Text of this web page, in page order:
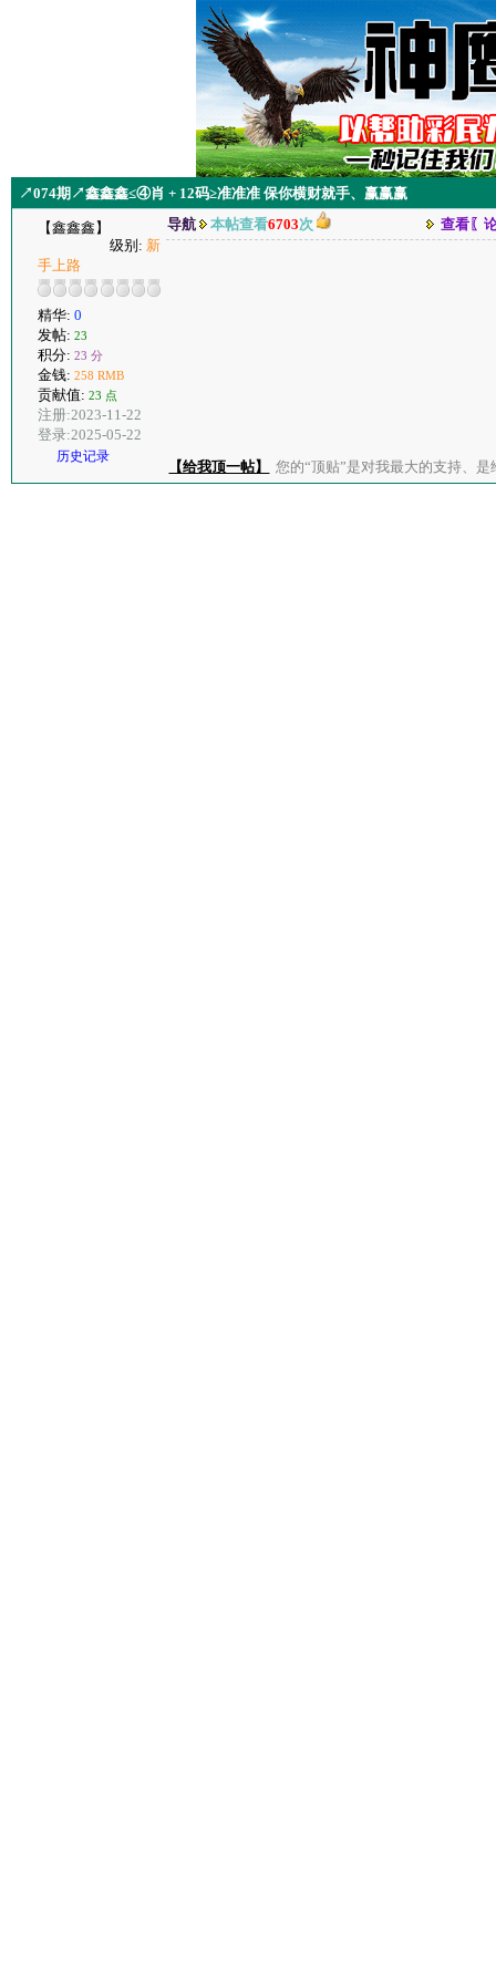
↗074期↗鑫鑫鑫≤④肖 + 12码≥准准准 保你横财就手、赢赢赢
【鑫鑫鑫】
级别: 新
手上路
精华: 0
发帖: 23
积分: 23 分
金钱: 258 RMB
贡献值: 23 点
注册:2023-11-22
登录:2025-05-22
历史记录
导航 本帖查看6703次 查看〖
【给我顶一帖】 您的“顶贴”是对我最大的支持、